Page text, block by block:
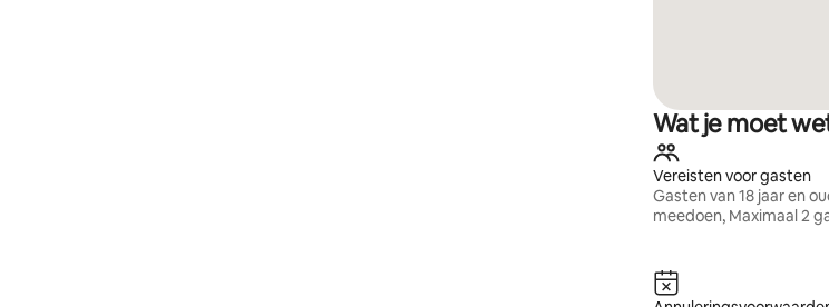
Wat je moet
Vereisten voor gasten
Gasten van 18 jaar en
meedoen, Maximaal 2